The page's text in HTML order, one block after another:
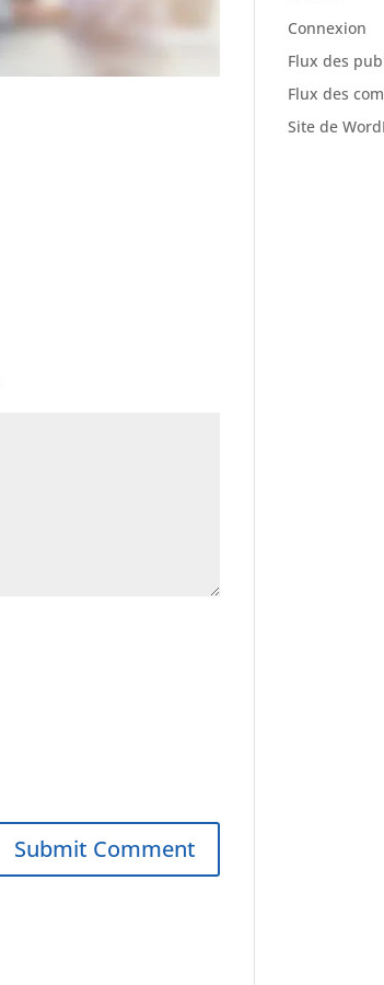
Connexion
Flux des
Flux des
Site de